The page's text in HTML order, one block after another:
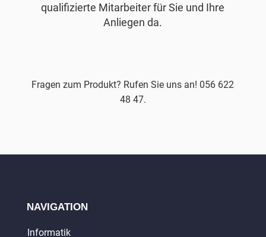
qualifizierte Mitarbeiter für Sie und Ihre
Anliegen da.
Fragen zum Produkt? Rufen Sie uns an! 056 622
48 47.
NAVIGATION
Informatik